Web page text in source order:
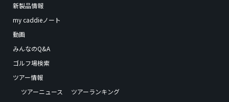
新製品情報
my caddieノート
動画
みんなのQ&A
ゴルフ場検索
ツアー情報
ツアーニュース
ツアーランキング